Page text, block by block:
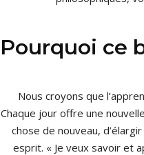
Pourquoi ce
Nous croyons que
Chaque jour offre une
chose de nouveau,
esprit. « Je veux savoir et